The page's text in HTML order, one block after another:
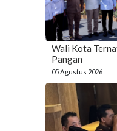
Wali Kota
Pangan
05 Agustus 2026